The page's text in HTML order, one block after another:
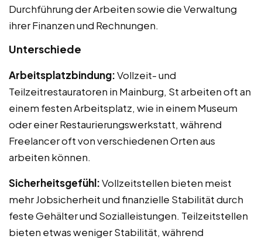
Durchführung der Arbeiten sowie die Verwaltung
ihrer Finanzen und Rechnungen.
Unterschiede
Arbeitsplatzbindung:Vollzeit- und
Teilzeitrestauratoren in Mainburg, St arbeiten oft an
einem festen Arbeitsplatz, wie in einem Museum
oder einer Restaurierungswerkstatt, während
Freelancer oft von verschiedenen Orten aus
arbeiten können.
Sicherheitsgefühl:Vollzeitstellen bieten meist
mehr Jobsicherheit und finanzielle Stabilität durch
feste Gehälter und Sozialleistungen. Teilzeitstellen
bieten etwas weniger Stabilität, während